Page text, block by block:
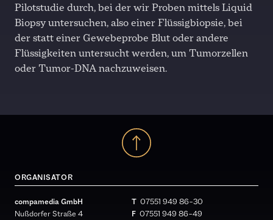
Pilotstudie durch, bei der wir Proben mittels Liquid
Biopsy untersuchen, also einer Flüssigbiopsie, bei
der statt einer Gewebeprobe Blut oder andere
Flüssigkeiten untersucht werden, um Tumorzellen
oder Tumor-DNA nachzuweisen.
ORGANISATOR
compamedia GmbH
Nußdorfer Straße 4
T 07551 949 86 – 30
F 07551 949 86 – 49